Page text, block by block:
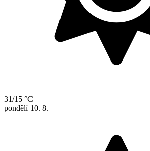
31/15 °C
pondělí 10. 8.